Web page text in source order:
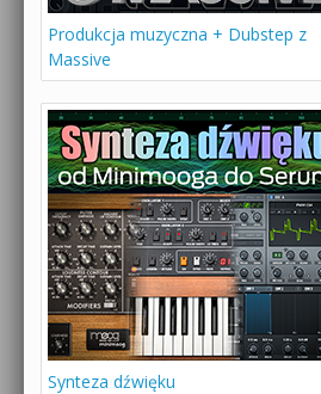
Produkcja muzyczna + Dubstep z
Massive
Synteza dźwięku